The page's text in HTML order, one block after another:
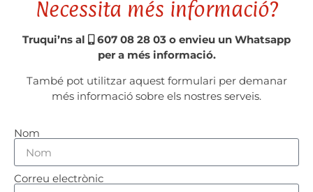
Necessita més informació?
Truqui’ns al
607 08 28 03 o envieu un Whatsapp
per a més informació.
També pot utilitzar aquest formulari per demanar
més informació sobre els nostres serveis.
Nom
Correu electrònic